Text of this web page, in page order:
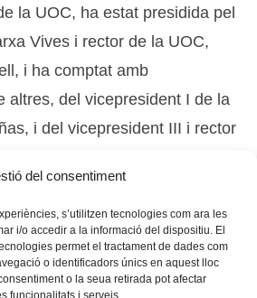
del consentiment
s’utilitzen tecnologies com ara les
i/o accedir a la informació del dispositiu. El
permet el tractament de dades com
o identificadors únics en aquest lloc
o la seua retirada pot afectar
funcionalitats i serveis.
la UOC, ha estat presidida pel
Vives i rector de la UOC,
i ha comptat amb
altres, del vicepresident I de la
i del vicepresident III i rector